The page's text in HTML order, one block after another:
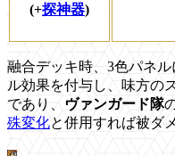
(+探神器)
融合デッキ時、3色パネ
ル効果を付与し、味方の
であり、
ヴァンガード隊
殊変化と併用すれば被ダ